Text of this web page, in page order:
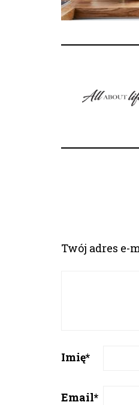
Twój adres e-
Imię*
Email*